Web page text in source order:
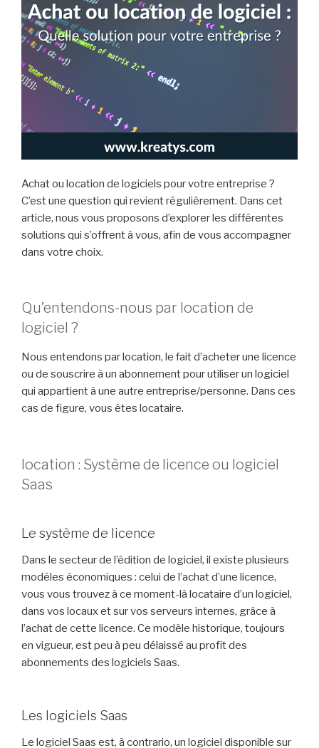
Achat ou location de logiciels pour votre entreprise ?
C’est une question qui revient régulièrement. Dans cet
article, nous vous proposons d’explorer les différentes
solutions qui s’offrent à vous, afin de vous accompagner
dans votre choix.
Qu’entendons-nous par location de
logiciel ?
Nous entendons par location, le fait d’acheter une licence
ou de souscrire à un abonnement pour utiliser un logiciel
qui appartient à une autre entreprise/personne. Dans ces
cas de figure, vous êtes locataire.
location : Système de licence ou logiciel
Saas
Le système de licence
Dans le secteur de l’édition de logiciel, il existe plusieurs
modèles économiques : celui de l’achat d’une licence,
vous vous trouvez à ce moment-là locataire d’un logiciel,
dans vos locaux et sur vos serveurs internes, grâce à
l’achat de cette licence. Ce modèle historique, toujours
en vigueur, est peu à peu délaissé au profit des
abonnements des logiciels Saas.
Les logiciels Saas
Le logiciel Saas est, à contrario, un logiciel disponible sur